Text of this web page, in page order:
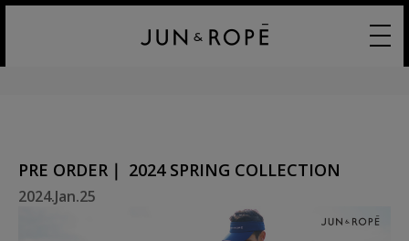
PRE ORDER｜ 2024 SPRING COLLECTION
2024.Jan.25